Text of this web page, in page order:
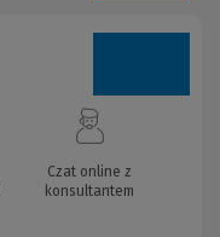
Czat online z
konsultantem